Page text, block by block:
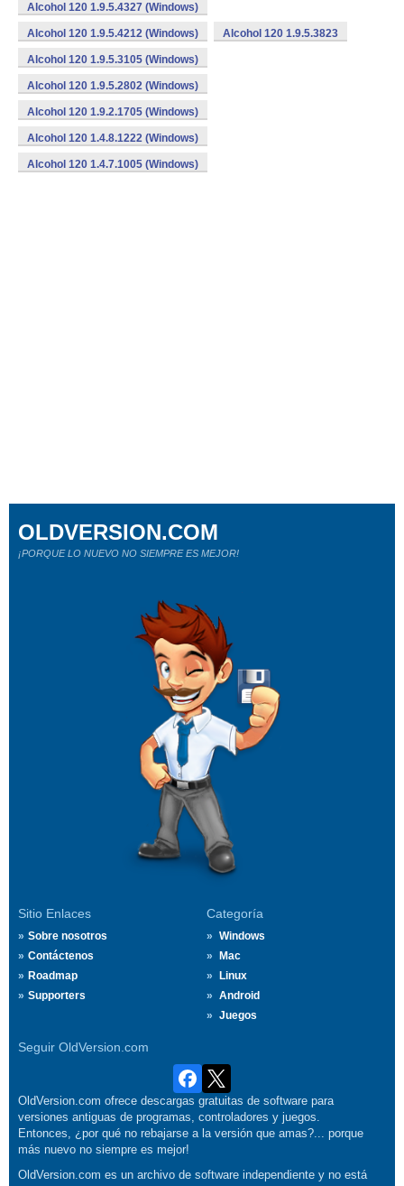
Alcohol 120 1.9.5.4327 (Windows)
Alcohol 120 1.9.5.4212 (Windows) Alcohol 120 1.9.5.3823
Alcohol 120 1.9.5.3105 (Windows)
Alcohol 120 1.9.5.2802 (Windows)
Alcohol 120 1.9.2.1705 (Windows)
Alcohol 120 1.4.8.1222 (Windows)
Alcohol 120 1.4.7.1005 (Windows)
Sitio Enlaces
Sobre nosotros
Contáctenos
Roadmap
Supporters
Categoría
Windows
Mac
Linux
Android
Juegos
Seguir OldVersion.com
OLDVERSION.COM
¡PORQUE LO NUEVO NO SIEMPRE ES MEJOR!
OldVersion.com ofrece descargas gratuitas de software para
versiones antiguas de programas, controladores y juegos.
Entonces, ¿por qué no rebajarse a la versión que amas?... porque
más nuevo no siempre es mejor!
OldVersion.com es un archivo de software independiente y no está